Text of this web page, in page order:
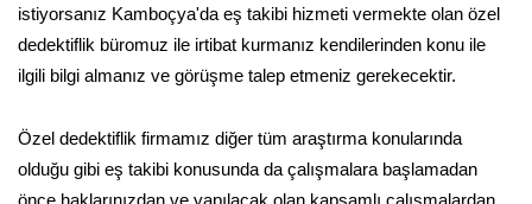
istiyorsanız Kamboçya'da eş takibi hizmeti vermekte olan özel
dedektiflik büromuz ile irtibat kurmanız kendilerinden konu ile
ilgili bilgi almanız ve görüşme talep etmeniz gerekecektir.
Özel dedektiflik firmamız diğer tüm araştırma konularında
olduğu gibi eş takibi konusunda da çalışmalara başlamadan
önce haklarınızdan ve yapılacak olan kapsamlı çalışmalardan